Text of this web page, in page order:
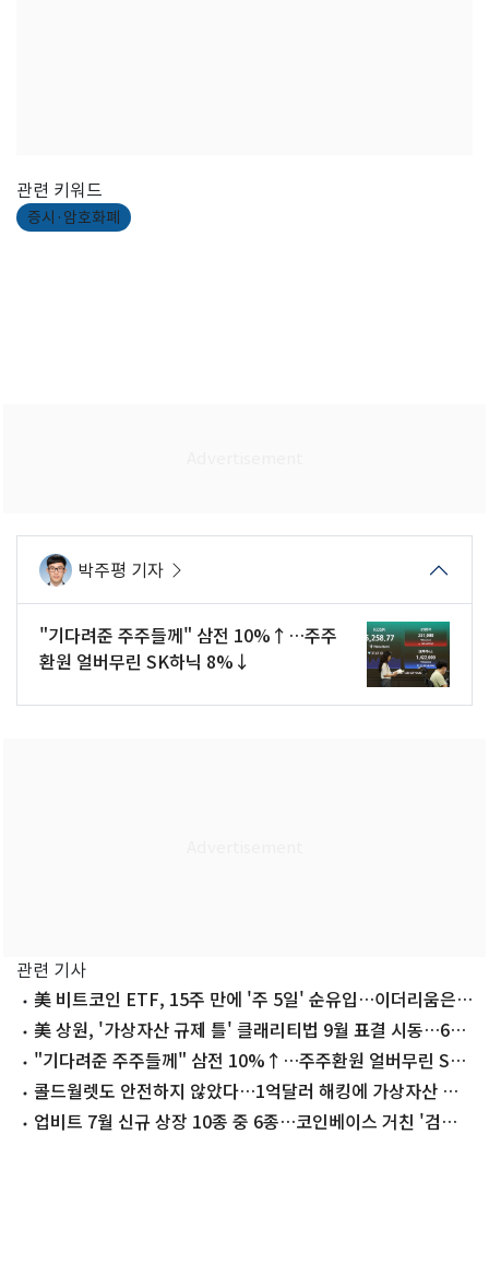
관련 키워드
증시·암호화폐
박주평 기자
"기다려준 주주들께" 삼전 10%↑…주주
환원 얼버무린 SK하닉 8%↓
관련 기사
美 비트코인 ETF, 15주 만에 '주 5일' 순유입…이더리움은 5
주째 '쑥'
美 상원, '가상자산 규제 틀' 클래리티법 9월 표결 시동…60
표 문턱 넘을까
"기다려준 주주들께" 삼전 10%↑…주주환원 얼버무린 SK
하닉 8%↓
콜드월렛도 안전하지 않았다…1억달러 해킹에 가상자산 보
관 공식 '흔들'
업비트 7월 신규 상장 10종 중 6종…코인베이스 거친 '검증